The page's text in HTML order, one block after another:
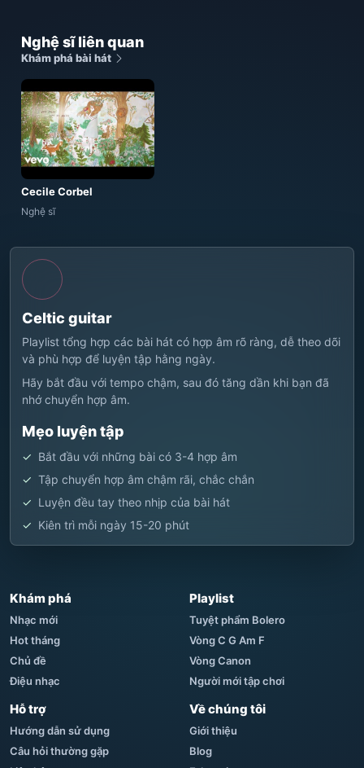
Nghệ sĩ liên quan
Khám phá bài hát
Cecile Corbel
Nghệ sĩ
Celtic guitar
Playlist tổng hợp các bài hát có hợp âm rõ ràng, dễ theo dõi
và phù hợp để luyện tập hằng ngày.
Hãy bắt đầu với tempo chậm, sau đó tăng dần khi bạn đã
nhớ chuyển hợp âm.
Mẹo luyện tập
Bắt đầu với những bài có 3-4 hợp âm
Tập chuyển hợp âm chậm rãi, chắc chắn
Luyện đều tay theo nhịp của bài hát
Kiên trì mỗi ngày 15-20 phút
Khám phá
Nhạc mới
Hot tháng
Chủ đề
Điệu nhạc
Playlist
Tuyệt phẩm Bolero
Vòng C G Am F
Vòng Canon
Người mới tập chơi
Hỗ trợ
Hướng dẫn sử dụng
Câu hỏi thường gặp
Về chúng tôi
Giới thiệu
Blog